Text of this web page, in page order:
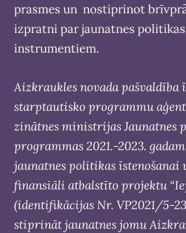
prasmes un nostiprinot
izpratni par jaunatnes
instrumentiem.
Aizkraukles novada pašvaldība
starptautisko programmu
zinātnes ministrijas Jaunatnes
programmas 2021.-2023.
jaunatnes politikas īstenošanai
finansiāli atbalstīto projektu
(identifikācijas Nr. VP2021/5-
stiprināt jaunatnes jomu